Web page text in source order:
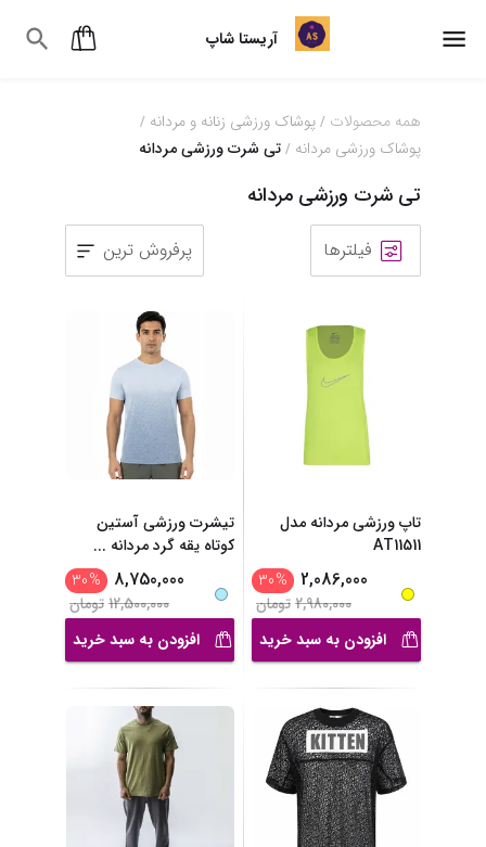
آریستا شاپ
همه محصولات / پوشاک ورزشی زنانه و مردانه /
پوشاک ورزشی مردانه / تی شرت ورزشی مردانه
تی شرت ورزشی مردانه
فیلترها پرفروش ترین
تاپ ورزشی مردانه مدل
AT11511
2,086,000
%
30
2,980,000تومان
افزودن به سبد خرید
تیشرت ورزشی آستین
کوتاه یقه گرد مردانه ...
8,750,000
%
30
12,500,000تومان
افزودن به سبد خرید
10 11